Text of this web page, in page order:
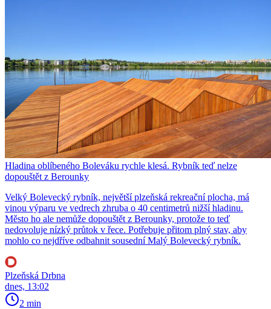
Hladina oblíbeného Boleváku rychle klesá. Rybník teď nelze
dopouštět z Berounky
Velký Bolevecký rybník, největší plzeňská rekreační plocha, má
vinou výparu ve vedrech zhruba o 40 centimetrů nižší hladinu.
Město ho ale nemůže dopouštět z Berounky, protože to teď
nedovoluje nízký průtok v řece. Potřebuje přitom plný stav, aby
mohlo co nejdříve odbahnit sousední Malý Bolevecký rybník.
Plzeňská Drbna
dnes, 13:02
2 min